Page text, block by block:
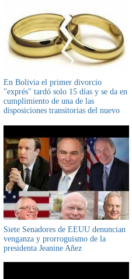
En Bolivia el primer divorcio
"exprés" tardó solo 15 días y se da en
cumplimiento de una de las
disposiciones transitorias del nuevo
Siete Senadores de EEUU denuncian
venganza y prorroguismo de la
presidenta Jeanine Añez